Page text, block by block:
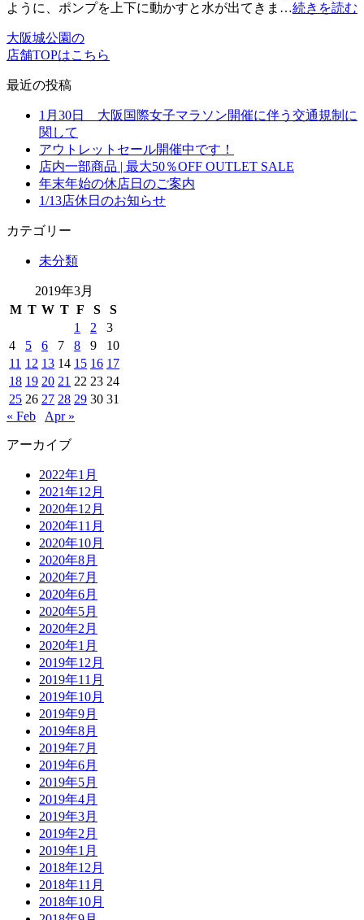
ように、ポンプを上下に動かすと水が出てきま…続きを読む
大阪城公園の
店舗TOPはこちら
最近の投稿
1月30日 大阪国際女子マラソン開催に伴う交通規制に
関して
アウトレットセール開催中です！
店内一部商品 | 最大50％OFF OUTLET SALE
年末年始の休店日のご案内
1/13店休日のお知らせ
カテゴリー
未分類
2019年3月
M T W T F S
S
1
2
3
4
5 6 7 8 9
10
11 12 13 14 15 16 17
18 19 20 21 22 23 24
25 26 27 28 29 30 31
« Feb
Apr »
アーカイブ
2022年1月
2021年12月
2020年12月
2020年11月
2020年10月
2020年8月
2020年7月
2020年6月
2020年5月
2020年2月
2020年1月
2019年12月
2019年11月
2019年10月
2019年9月
2019年8月
2019年7月
2019年6月
2019年5月
2019年4月
2019年3月
2019年2月
2019年1月
2018年12月
2018年11月
2018年10月